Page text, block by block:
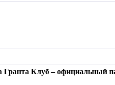
Гранта Клуб – официальный